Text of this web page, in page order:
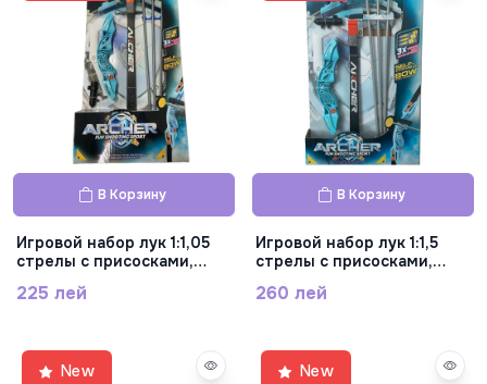
В Корзину
Игровой набор лук 1:1,05
стрелы с присосками,
225 лей
В Корзину
Игровой набор лук 1:1,5
стрелы с присосками,
260 лей
New New